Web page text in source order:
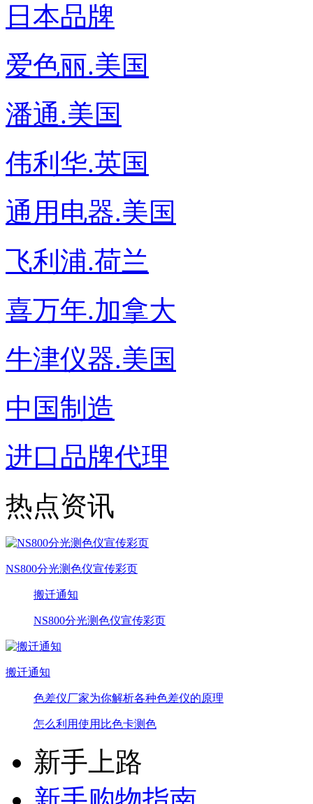
日本品牌
爱色丽.美国
潘通.美国
伟利华.英国
通用电器.美国
飞利浦.荷兰
喜万年.加拿大
牛津仪器.美国
中国制造
进口品牌代理
热点资讯
NS800分光测色仪宣传彩页
搬迁通知
NS800分光测色仪宣传彩页
搬迁通知
色差仪厂家为你解析各种色差仪的原理
怎么利用使用比色卡测色
新手上路